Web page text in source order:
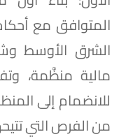
المتوافق مع
الشرق الأوسط
مالية منظَّمة،
للانضمام إلى
من الفرص التي